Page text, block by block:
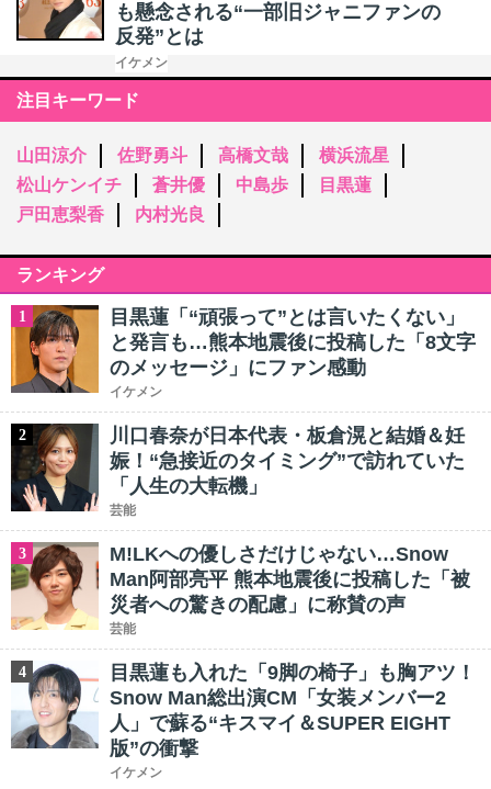
も懸念される“一部旧ジャニファンの
反発”とは
イケメン
注目キーワード
山田涼介 佐野勇斗 高橋文哉
横浜流星
松山ケンイチ
蒼井優 中島歩
目黒蓮
戸田恵梨香
内村光良
ランキング
1
目黒蓮「“頑張って”とは言いたくない」
と発言も…熊本地震後に投稿した「8文字
のメッセージ」にファン感動
イケメン
2
川口春奈が日本代表・板倉滉と結婚＆妊
娠！“急接近のタイミング”で訪れていた
「人生の大転機」
芸能
3
M!LKへの優しさだけじゃない…Snow
Man阿部亮平 熊本地震後に投稿した「被
災者への驚きの配慮」に称賛の声
芸能
4
目黒蓮も入れた「9脚の椅子」も胸アツ！
Snow Man総出演CM「女装メンバー2
人」で蘇る“キスマイ＆SUPER EIGHT
版”の衝撃
イケメン